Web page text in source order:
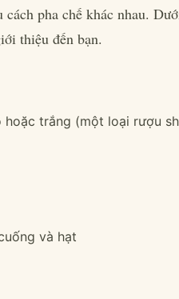
pha chế khác nhau.
thiệu đến bạn.
trắng (một loại rượu
và hạt